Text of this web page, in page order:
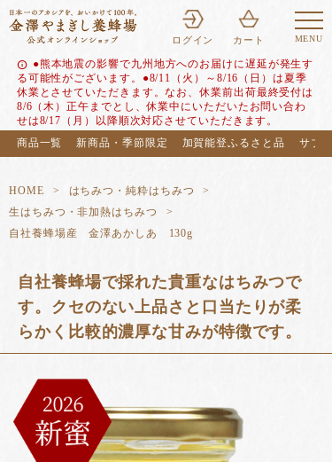
MENU
ログイン カート
info ●熊本地震の影響で九州地方へのお届けに遅延が発生す
る可能性がございます。●8/11（火）～8/16（日）は夏季
休業とさせていただきます。なお、休業前出荷最終受付は
8/6（木）正午までとし、休業中にいただいたお問い合わ
せは8/17（月）以降順次対応させていただきます。
商品一覧
新商品・季節限定 加賀能登ふるさと品 サブ
HOME
はちみつ・純粋はちみつ
生はちみつ・非加熱はちみつ
自社養蜂場産 金澤あかしあ 130g
自社養蜂場で採れた貴重なはちみつで
す。クセのない上品さと口当たりが柔
らかく比較的濃厚な甘みが特徴です。